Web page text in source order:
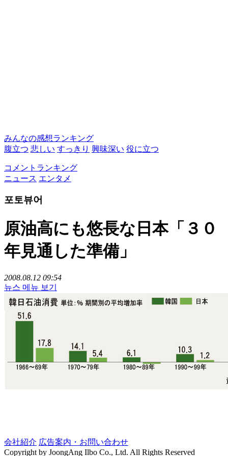
みんなの感想ランキング
腹立つ 悲しい すっきり 興味深い 役に立つ
コメントランキング
ニュース エンタメ
포토뷰어
原油高にも悠長な日本「３０
年見通した準備」
2008.08.12 09:54
뉴스 메뉴 보기
会社紹介 広告案内・お問い合わせ
Copyright by JoongAng Ilbo Co., Ltd. All Rights Reserved